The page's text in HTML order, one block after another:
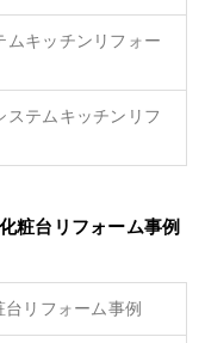
ムキッチンリフォー
テムキッチンリフ
粧台リフォーム事例
リフォーム事例